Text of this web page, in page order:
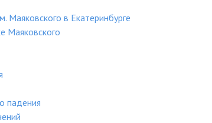
в Екатеринбурге
Маяковского
падения